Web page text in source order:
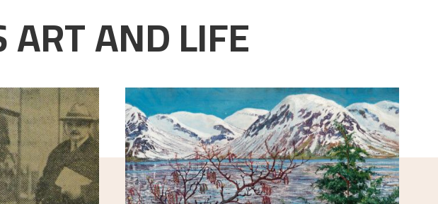
ART AND LIFE